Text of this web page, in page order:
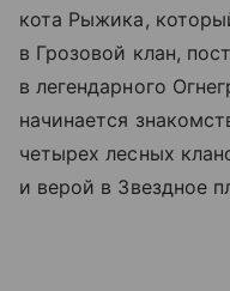
кота Рыжика,
в Грозовой клан,
в легендарного
начинается
четырех лесных
и верой в Звездное